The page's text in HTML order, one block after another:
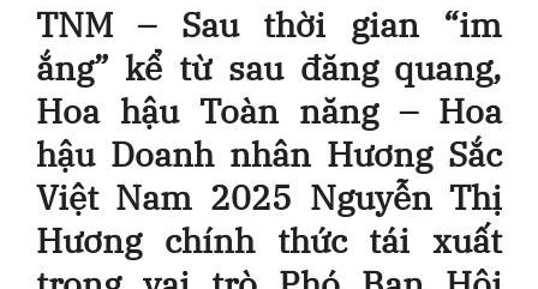
TNM – Sau thời gian “im
ắng” kể từ sau đăng quang,
Hoa hậu Toàn năng – Hoa
hậu Doanh nhân Hương Sắc
Việt Nam 2025 Nguyễn Thị
Hương chính thức tái xuất